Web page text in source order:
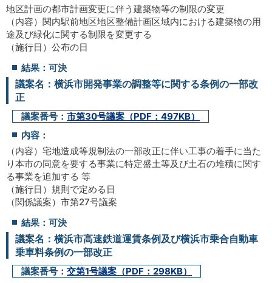
地区計画の都市計画変更に伴う建築物等の制限の変更
（内容）関内駅前地区地区整備計画区域内における建築物の用
途及び緑化に関する制限を変更する
（施行日）公布の日
結果：可決
議案名：横浜市開発事業の調整等に関する条例の一部改
正
議案番号： 市第30号議案（PDF：497KB）
内容：
（内容）宅地造成等規制法の一部改正に伴い工事の着手に当た
り本市の同意を要する事業に特定盛土等及び土石の堆積に関す
る事業を追加する 等
（施行日）規則で定める日
（関係議案）市第27号議案
結果：可決
議案名：横浜市高速鉄道運賃条例及び横浜市乗合自動車
乗車料条例の一部改正
議案番号： 交第1号議案（PDF：298KB）